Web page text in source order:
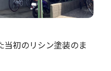
当初のリシン塗装のま